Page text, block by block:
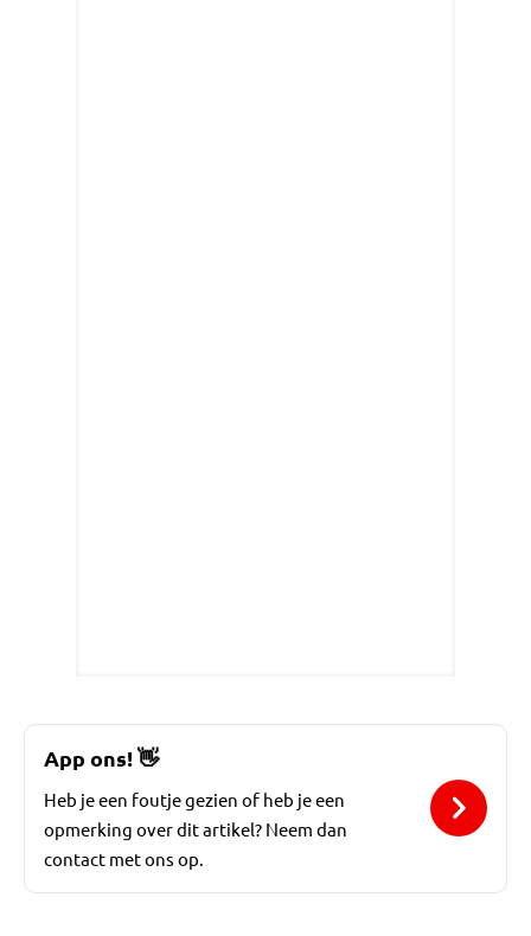
App ons! 👋
Heb je een foutje gezien of heb je een
opmerking over dit artikel? Neem dan
contact met ons op.